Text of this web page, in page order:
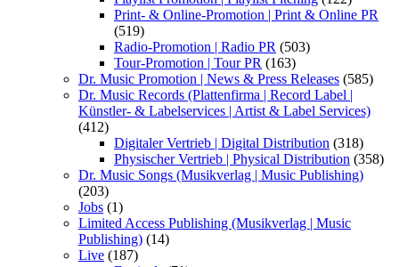
Print- & Online-Promotion | Print & Online PR
(519)
Radio-Promotion | Radio PR (503)
Tour-Promotion | Tour PR (163)
Dr. Music Promotion | News & Press Releases (585)
Dr. Music Records (Plattenfirma | Record Label |
Künstler- & Labelservices | Artist & Label Services)
(412)
Digitaler Vertrieb | Digital Distribution (318)
Physischer Vertrieb | Physical Distribution (358)
Dr. Music Songs (Musikverlag | Music Publishing)
(203)
Jobs (1)
Limited Access Publishing (Musikverlag | Music
Publishing) (14)
Live (187)